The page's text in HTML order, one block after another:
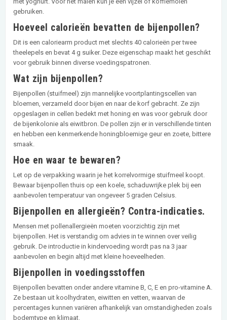
gebruiken.
Hoeveel calorieën bevatten de bijenpollen?
Dit is een caloriearm product met slechts 40 calorieën per twee
theelepels en bevat 4 g suiker. Deze eigenschap maakt het geschikt
voor gebruik binnen diverse voedingspatronen.
Wat zijn bijenpollen?
Bijenpollen (stuifmeel) zijn mannelijke voortplantingscellen van
bloemen, verzameld door bijen en naar de korf gebracht. Ze zijn
opgeslagen in cellen bedekt met honing en was voor gebruik door
de bijenkolonie als eiwitbron. De pollen zijn er in verschillende tinten
en hebben een kenmerkende honingbloemige geur en zoete, bittere
smaak.
Hoe en waar te bewaren?
Let op de verpakking waarin je het korrelvormige stuifmeel koopt.
Bewaar bijenpollen thuis op een koele, schaduwrijke plek bij een
aanbevolen temperatuur van ongeveer 5 graden Celsius.
Bijenpollen en allergieën? Contra-indicaties.
Mensen met pollenallergieën moeten voorzichtig zijn met
bijenpollen. Het is verstandig om advies in te winnen over veilig
gebruik. De introductie in kindervoeding wordt pas na 3 jaar
aanbevolen en begin altijd met kleine hoeveelheden.
Bijenpollen in voedingsstoffen
Bijenpollen bevatten onder andere vitamine B, C, E en pro-vitamine A.
Ze bestaan uit koolhydraten, eiwitten en vetten, waarvan de
percentages kunnen variëren afhankelijk van omstandigheden zoals
bodemtype en klimaat.